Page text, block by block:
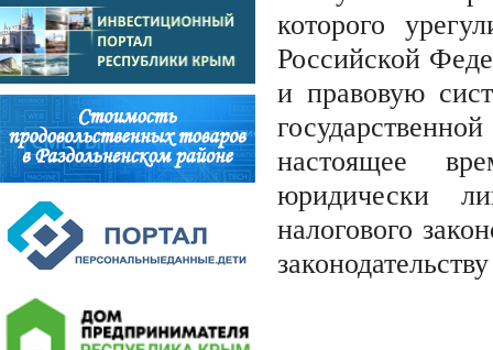
которого
Российской
и правовую
настоящее
юридически
налогового